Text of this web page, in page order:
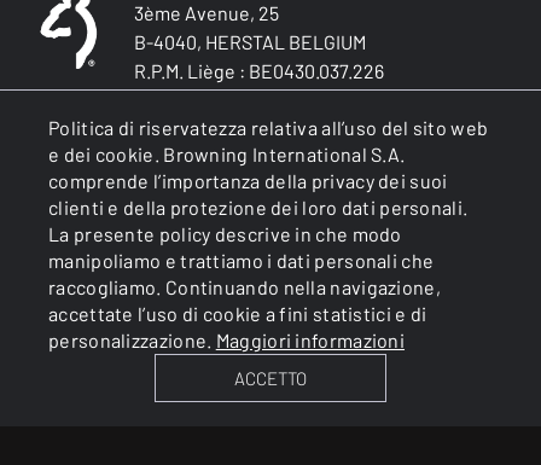
Politica di riservatezza relativa all’uso del sito web
e dei cookie. Browning International S.A.
comprende l’importanza della privacy dei suoi
clienti e della protezione dei loro dati personali.
La presente policy descrive in che modo
manipoliamo e trattiamo i dati personali che
raccogliamo. Continuando nella navigazione,
accettate l’uso di cookie a fini statistici e di
personalizzazione. Maggiori informazioni
ACCETTO
3ème Avenue, 25
B-4040, HERSTAL BELGIUM
R.P.M. Liège : BE0430.037.226
rappresentato da MP Dechêne
Autorità di controllo: Governatore della
Provincia di Liegi
GENERALE
SERVIZI